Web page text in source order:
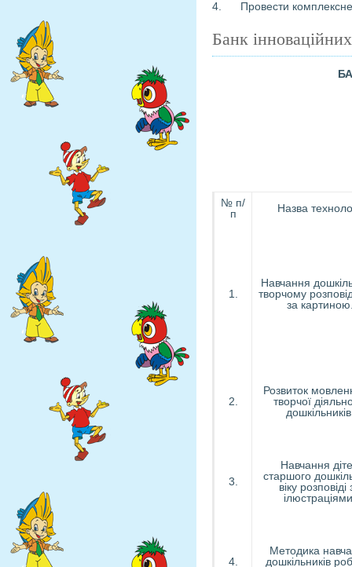
4. Провести комплексне
Банк
№ п/
п
Назва
1.
Навчання
творчому
за
2.
Розвиток
творчої
3.
Навчання
старшого
віку розповіді
4.
Методика
дошкільників